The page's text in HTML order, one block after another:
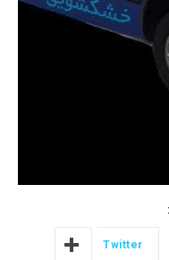
Twitter